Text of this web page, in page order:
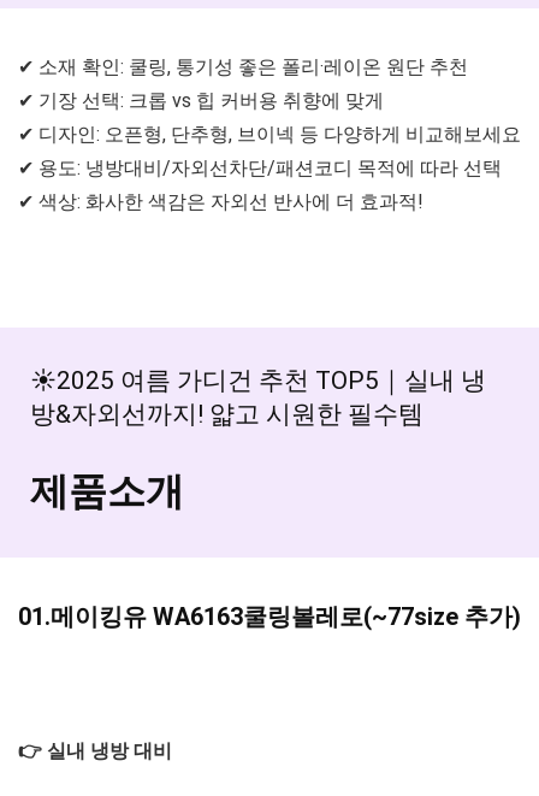
✔ 소재 확인: 쿨링, 통기성 좋은 폴리·레이온 원단 추천
✔ 기장 선택: 크롭 vs 힙 커버용 취향에 맞게
✔ 디자인: 오픈형, 단추형, 브이넥 등 다양하게 비교해보세요
✔ 용도: 냉방대비/자외선차단/패션코디 목적에 따라 선택
✔ 색상: 화사한 색감은 자외선 반사에 더 효과적!
☀️2025 여름 가디건 추천 TOP5｜실내 냉
방&자외선까지! 얇고 시원한 필수템
제품소개
01.메이킹유 WA6163쿨링볼레로(~77size 추가)
👉 실내 냉방 대비